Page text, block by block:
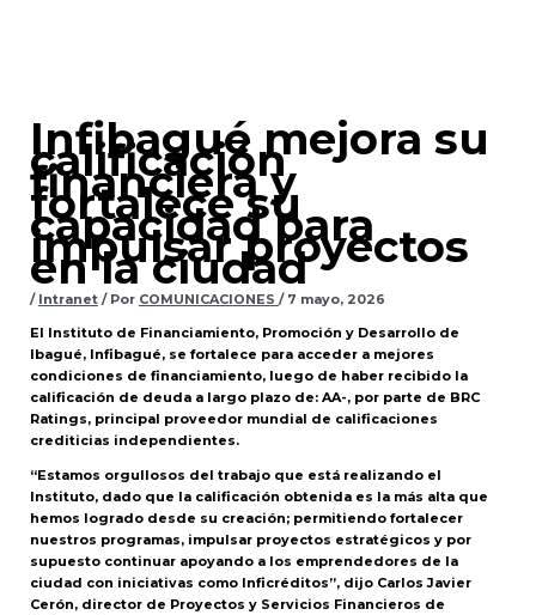
Infibagué mejora su
calificación
financiera y
fortalece su
capacidad para
impulsar proyectos
en la ciudad
/ Intranet/ Por COMUNICACIONES / 7 mayo, 2026
El Instituto de Financiamiento, Promoción y Desarrollo de
Ibagué, Infibagué, se fortalece para acceder a mejores
condiciones de financiamiento, luego de haber recibido la
calificación de deuda a largo plazo de: AA-, por parte de BRC
Ratings, principal proveedor mundial de calificaciones
crediticias independientes.
“Estamos orgullosos del trabajo que está realizando el
Instituto, dado que la calificación obtenida es la más alta que
hemos logrado desde su creación; permitiendo fortalecer
nuestros programas, impulsar proyectos estratégicos y por
supuesto continuar apoyando a los emprendedores de la
ciudad con iniciativas como Inficréditos”, dijo Carlos Javier
Cerón, director de Proyectos y Servicios Financieros de